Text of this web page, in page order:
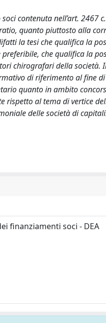
contenuta nell’art. 2467
quanto piuttosto alla
la tesi che qualifica la
che qualifica la
chirografari della
di riferimento al fine
quanto in ambito
rispetto al tema di vertice
delle società di
finanziamenti soci - DEA